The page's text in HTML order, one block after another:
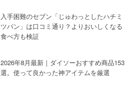
入手困難のセブン「じゅわっとしたハチミ
ツパン」は口コミ通り？よりおいしくなる
食べ方も検証
2026年8月最新｜ダイソーおすすめ商品153
選。使って良かった神アイテムを厳選